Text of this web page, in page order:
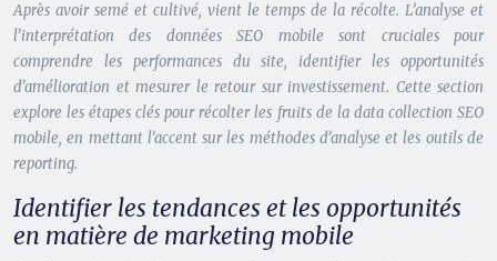
Après avoir semé et cultivé, vient le temps de la récolte. L’analyse et
l’interprétation des données SEO mobile sont cruciales pour
comprendre les performances du site, identifier les opportunités
d’amélioration et mesurer le retour sur investissement. Cette section
explore les étapes clés pour récolter les fruits de la data collection SEO
mobile, en mettant l’accent sur les méthodes d’analyse et les outils de
reporting.
Identifier les tendances et les opportunités
en matière de marketing mobile